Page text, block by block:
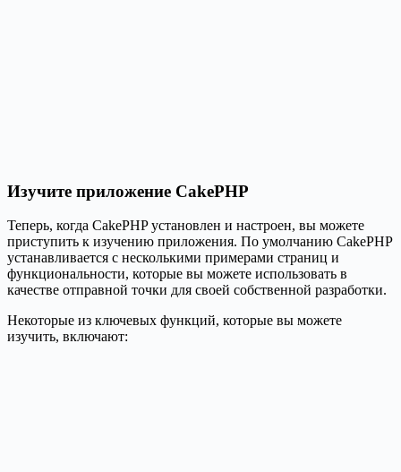
Изучите приложение CakePHP
Теперь, когда CakePHP установлен и настроен, вы можете
приступить к изучению приложения. По умолчанию CakePHP
устанавливается с несколькими примерами страниц и
функциональности, которые вы можете использовать в
качестве отправной точки для своей собственной разработки.
Некоторые из ключевых функций, которые вы можете
изучить, включают: